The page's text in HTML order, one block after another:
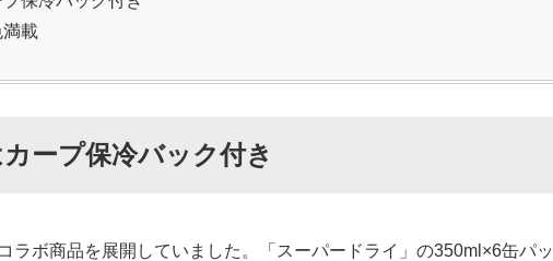
載
ープ保冷バック付き
ラボ商品を展開していました。「スーパードライ」の350ml×6缶パッ